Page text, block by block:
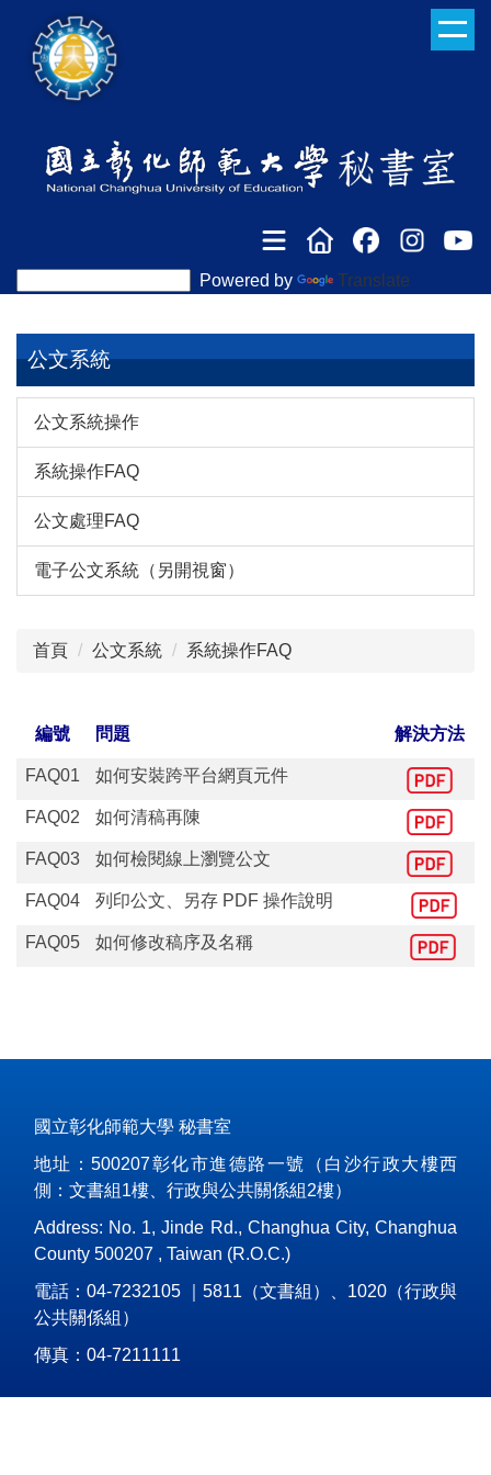
Powered by Translate
公文系統
公文系統操作
系統操作FAQ
公文處理FAQ
電子公文系統（另開視窗）
首頁 公文系統 系統操作FAQ
編號 問題 解決方法
FAQ01 如何安裝跨平台網頁元件
FAQ02 如何清稿再陳
FAQ03 如何檢閱線上瀏覽公文
FAQ04 列印公文、另存 PDF 操作說明
FAQ05 如何修改稿序及名稱
國立彰化師範大學 秘書室
地址：500207彰化市進德路一號（白沙行政大樓西
側：文書組1樓、行政與公共關係組2樓）
Address: No. 1, Jinde Rd., Changhua City, Changhua
County 500207 , Taiwan (R.O.C.)
電話：04-7232105 ｜5811（文書組）、1020（行政與
公共關係組）
傳真：04-7211111